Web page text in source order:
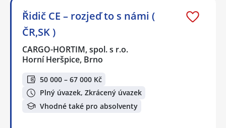
Řidič CE – rozjeď to s námi (
ČR,SK )
CARGO-HORTIM, spol. s r.o.
Horní Heršpice, Brno
50 000 – 67 000 Kč
Plný úvazek, Zkrácený úvazek
Vhodné také pro absolventy